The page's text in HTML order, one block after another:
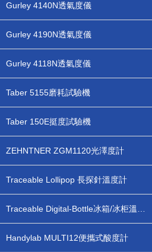
Gurley 4140N透氣度儀
Gurley 4190N透氣度儀
Gurley 4118N透氣度儀
Taber 5155磨耗試驗機
Taber 150E挺度試驗機
ZEHNTNER ZGM1120光澤度計
Traceable Lollipop 長探針溫度計
Handylab MULTI12便攜式酸度計